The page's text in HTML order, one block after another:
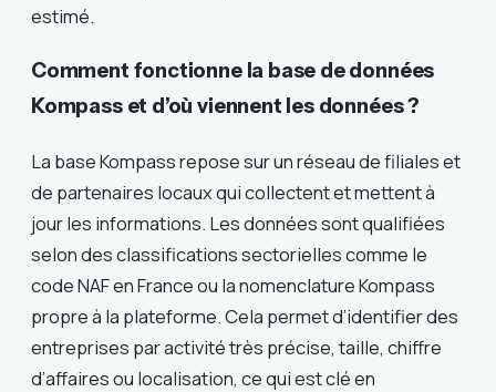
estimé.
Comment fonctionne la base de données
Kompass et d’où viennent les données ?
La base Kompass repose sur un réseau de filiales et
de partenaires locaux qui collectent et mettent à
jour les informations. Les données sont qualifiées
selon des classifications sectorielles comme le
code NAF en France ou la nomenclature Kompass
propre à la plateforme. Cela permet d’identifier des
entreprises par activité très précise, taille, chiffre
d’affaires ou localisation, ce qui est clé en